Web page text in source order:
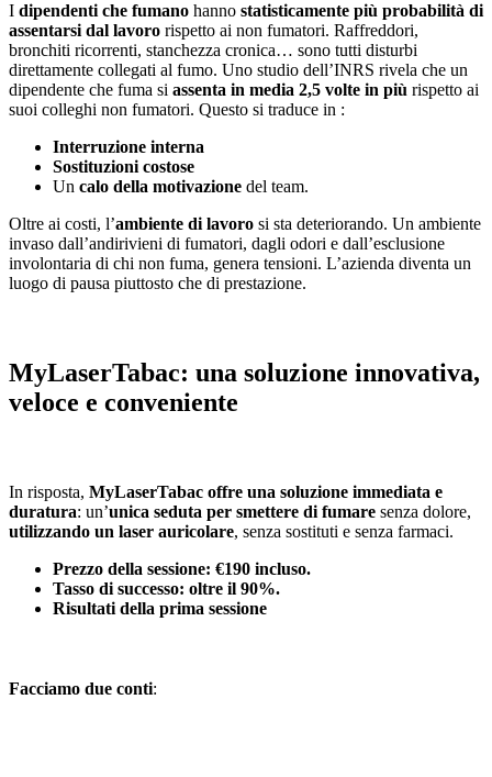
I dipendenti che fumano hanno statisticamente più probabilità di
assentarsi dal lavoro rispetto ai non fumatori. Raffreddori,
bronchiti ricorrenti, stanchezza cronica… sono tutti disturbi
direttamente collegati al fumo. Uno studio dell’INRS rivela che un
dipendente che fuma si assenta in media 2,5 volte in più rispetto ai
suoi colleghi non fumatori. Questo si traduce in :
Interruzione interna
Sostituzioni costose
Un calo della motivazione del team.
Oltre ai costi, l’ambiente di lavoro si sta deteriorando. Un ambiente
invaso dall’andirivieni di fumatori, dagli odori e dall’esclusione
involontaria di chi non fuma, genera tensioni. L’azienda diventa un
luogo di pausa piuttosto che di prestazione.
MyLaserTabac: una soluzione innovativa,
veloce e conveniente
In risposta, MyLaserTabac offre una soluzione immediata e
duratura: un’unica seduta per smettere di fumare senza dolore,
utilizzando un laser auricolare, senza sostituti e senza farmaci.
Prezzo della sessione: €190 incluso.
Tasso di successo: oltre il 90%.
Risultati della prima sessione
Facciamo due conti: